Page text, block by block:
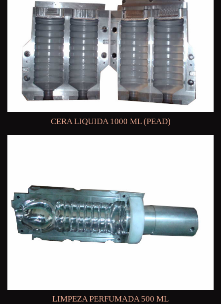
CERA LIQUIDA 1000 ML (PEAD)
LIMPEZA PERFUMADA 500 ML